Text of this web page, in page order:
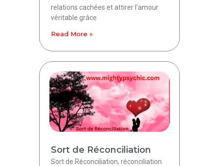
relations cachées et attirer l’amour
véritable grâce
Read More »
Sort de Réconciliation
Sort de Réconciliation, réconciliation